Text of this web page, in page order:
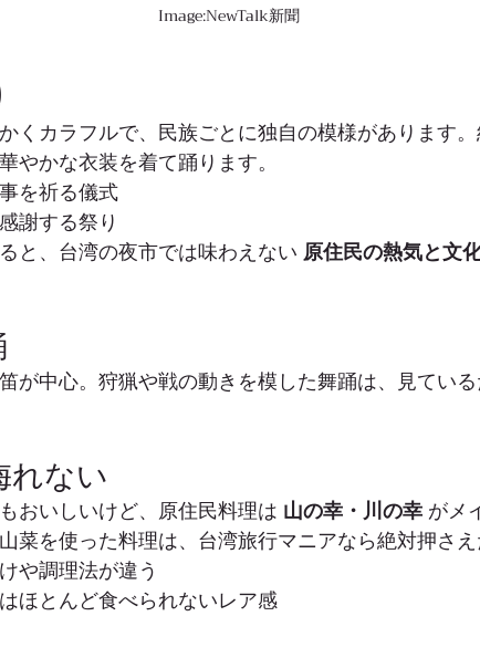
Image:NewTalk新聞
くカラフルで、民族ごとに独自の模様があります
やかな衣装を着て踊ります。
を祈る儀式
謝する祭り
と、台湾の夜市では味わえない 原住民の熱気と文
が中心。狩猟や戦の動きを模した舞踊は、見てい
れない
おいしいけど、原住民料理は 山の幸・川の幸 がメ
菜を使った料理は、台湾旅行マニアなら絶対押さえ
や調理法が違う
ほとんど食べられないレア感